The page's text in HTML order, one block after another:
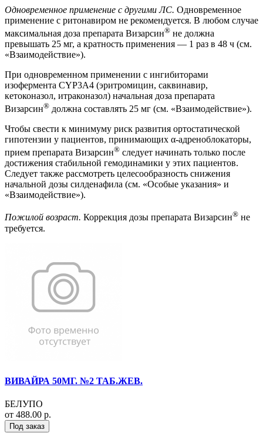
Одновременное применение с другими ЛС. Одновременное
применение с ритонавиром не рекомендуется. В любом случае
максимальная доза препарата Визарсин® не должна
превышать 25 мг, а кратность применения — 1 раз в 48 ч (см.
«Взаимодействие»).
При одновременном применении с ингибиторами
изофермента CYP3A4 (эритромицин, саквинавир,
кетоконазол, итраконазол) начальная доза препарата
Визарсин® должна составлять 25 мг (см. «Взаимодействие»).
Чтобы свести к минимуму риск развития ортостатической
гипотензии у пациентов, принимающих α-адреноблокаторы,
прием препарата Визарсин® следует начинать только после
достижения стабильной гемодинамики у этих пациентов.
Следует также рассмотреть целесообразность снижения
начальной дозы силденафила (см. «Особые указания» и
«Взаимодействие»).
Пожилой возраст. Коррекция дозы препарата Визарсин® не
требуется.
ВИВАЙРА 50МГ. №2 ТАБ.ЖЕВ.
БЕЛУПО
от 488.00 р.
Под заказ